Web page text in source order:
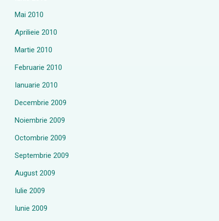
Mai 2010
Aprilieie 2010
Martie 2010
Februarie 2010
Ianuarie 2010
Decembrie 2009
Noiembrie 2009
Octombrie 2009
Septembrie 2009
August 2009
Iulie 2009
Iunie 2009